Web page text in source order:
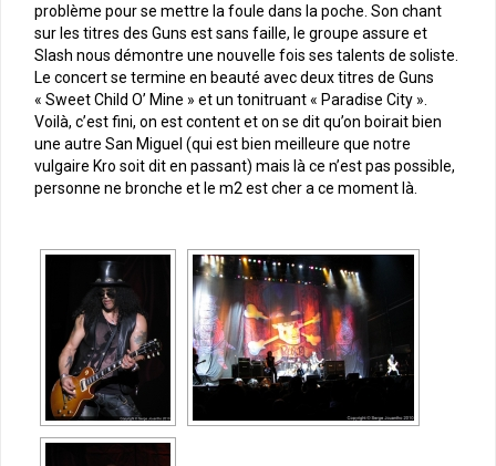
problème pour se mettre la foule dans la poche. Son chant
sur les titres des Guns est sans faille, le groupe assure et
Slash nous démontre une nouvelle fois ses talents de soliste.
Le concert se termine en beauté avec deux titres de Guns
« Sweet Child O’ Mine » et un tonitruant « Paradise City ».
Voilà, c’est fini, on est content et on se dit qu’on boirait bien
une autre San Miguel (qui est bien meilleure que notre
vulgaire Kro soit dit en passant) mais là ce n’est pas possible,
personne ne bronche et le m2 est cher a ce moment là.